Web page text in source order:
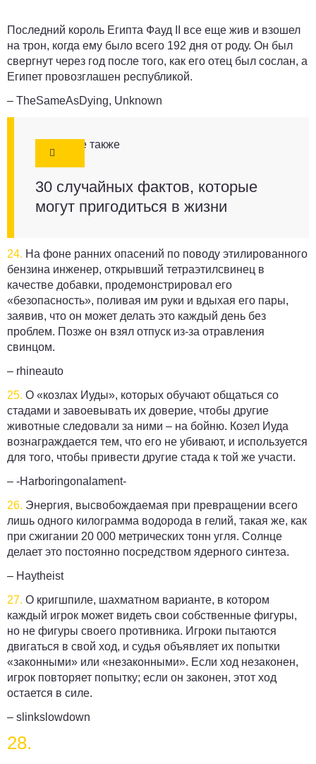
Последний король Египта Фауд II все еще жив и взошел
на трон, когда ему было всего 192 дня от роду. Он был
свергнут через год после того, как его отец был сослан, а
Египет провозглашен республикой.
– TheSameAsDying, Unknown
Смотрите также
30 случайных фактов, которые
могут пригодиться в жизни
24. На фоне ранних опасений по поводу этилированного
бензина инженер, открывший тетраэтилсвинец в
качестве добавки, продемонстрировал его
«безопасность», поливая им руки и вдыхая его пары,
заявив, что он может делать это каждый день без
проблем. Позже он взял отпуск из-за отравления
свинцом.
– rhineauto
25. О «козлах Иуды», которых обучают общаться со
стадами и завоевывать их доверие, чтобы другие
животные следовали за ними – на бойню. Козел Иуда
вознаграждается тем, что его не убивают, и используется
для того, чтобы привести другие стада к той же участи.
– -Harboringonalament-
26. Энергия, высвобождаемая при превращении всего
лишь одного килограмма водорода в гелий, такая же, как
при сжигании 20 000 метрических тонн угля. Солнце
делает это постоянно посредством ядерного синтеза.
– Haytheist
27. О кригшпиле, шахматном варианте, в котором
каждый игрок может видеть свои собственные фигуры,
но не фигуры своего противника. Игроки пытаются
двигаться в свой ход, и судья объявляет их попытки
«законными» или «незаконными». Если ход незаконен,
игрок повторяет попытку; если он законен, этот ход
остается в силе.
– slinkslowdown
28.